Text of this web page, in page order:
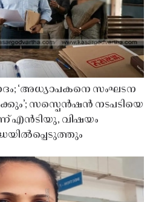
‘അധ്യാപകനെ സംഘടന
സസ്പെൻഷൻ നടപടിയെ
എൻടിയു, വിഷയം